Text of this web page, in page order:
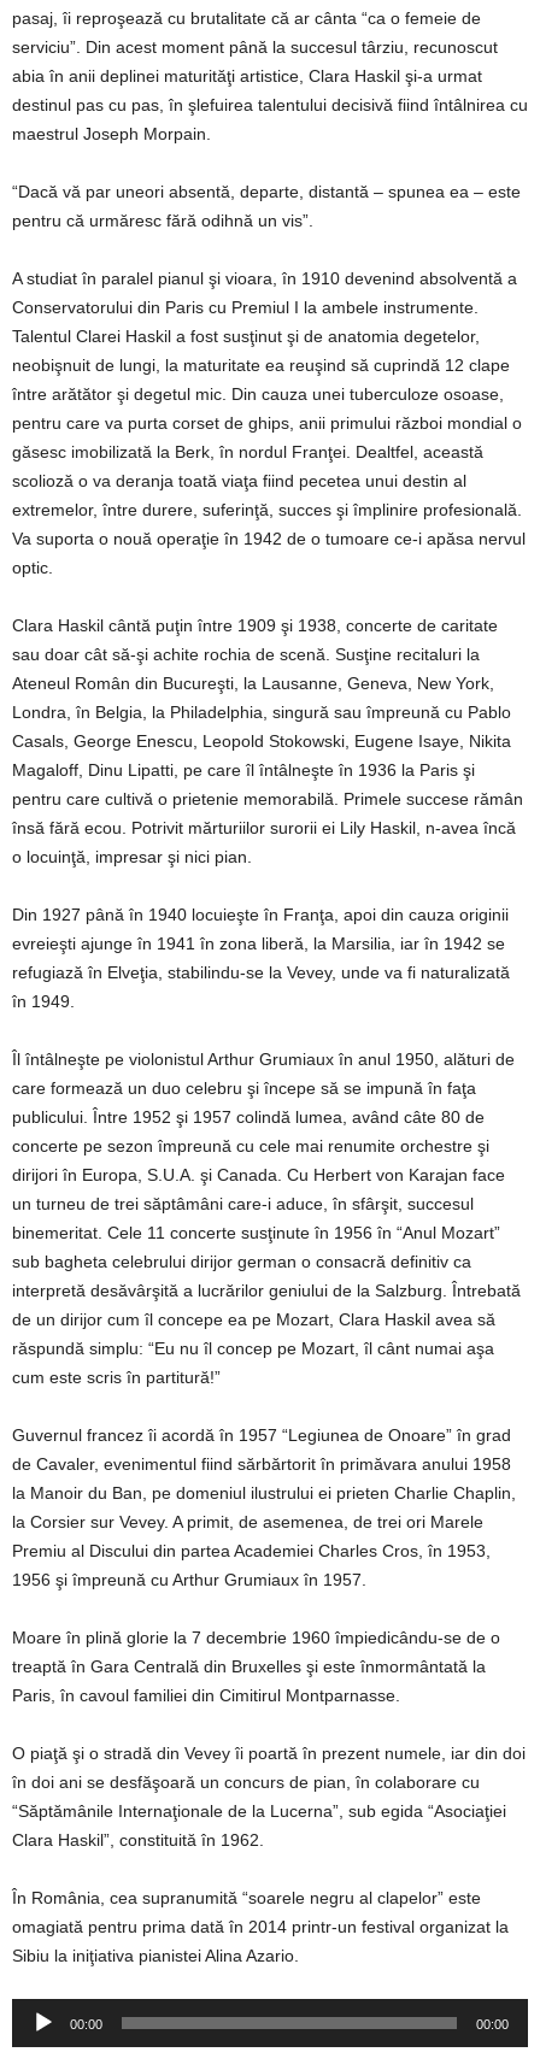
pasaj, îi reproşează cu brutalitate că ar cânta “ca o femeie de
serviciu”. Din acest moment până la succesul târziu, recunoscut
abia în anii deplinei maturităţi artistice, Clara Haskil şi-a urmat
destinul pas cu pas, în şlefuirea talentului decisivă fiind întâlnirea cu
maestrul Joseph Morpain.
“Dacă vă par uneori absentă, departe, distantă – spunea ea – este
pentru că urmăresc fără odihnă un vis”.
A studiat în paralel pianul şi vioara, în 1910 devenind absolventă a
Conservatorului din Paris cu Premiul I la ambele instrumente.
Talentul Clarei Haskil a fost susţinut şi de anatomia degetelor,
neobişnuit de lungi, la maturitate ea reuşind să cuprindă 12 clape
între arătător şi degetul mic. Din cauza unei tuberculoze osoase,
pentru care va purta corset de ghips, anii primului război mondial o
găsesc imobilizată la Berk, în nordul Franţei. Dealtfel, această
scolioză o va deranja toată viaţa fiind pecetea unui destin al
extremelor, între durere, suferinţă, succes şi împlinire profesională.
Va suporta o nouă operaţie în 1942 de o tumoare ce-i apăsa nervul
optic.
Clara Haskil cântă puţin între 1909 şi 1938, concerte de caritate
sau doar cât să-şi achite rochia de scenă. Susţine recitaluri la
Ateneul Român din Bucureşti, la Lausanne, Geneva, New York,
Londra, în Belgia, la Philadelphia, singură sau împreună cu Pablo
Casals, George Enescu, Leopold Stokowski, Eugene Isaye, Nikita
Magaloff, Dinu Lipatti, pe care îl întâlneşte în 1936 la Paris şi
pentru care cultivă o prietenie memorabilă. Primele succese rămân
însă fără ecou. Potrivit mărturiilor surorii ei Lily Haskil, n-avea încă
o locuinţă, impresar şi nici pian.
Din 1927 până în 1940 locuieşte în Franţa, apoi din cauza originii
evreieşti ajunge în 1941 în zona liberă, la Marsilia, iar în 1942 se
refugiază în Elveţia, stabilindu-se la Vevey, unde va fi naturalizată
în 1949.
Îl întâlneşte pe violonistul Arthur Grumiaux în anul 1950, alături de
care formează un duo celebru şi începe să se impună în faţa
publicului. Între 1952 şi 1957 colindă lumea, având câte 80 de
concerte pe sezon împreună cu cele mai renumite orchestre şi
dirijori în Europa, S.U.A. şi Canada. Cu Herbert von Karajan face
un turneu de trei săptâmâni care-i aduce, în sfârşit, succesul
binemeritat. Cele 11 concerte susţinute în 1956 în “Anul Mozart”
sub bagheta celebrului dirijor german o consacră definitiv ca
interpretă desăvârşită a lucrărilor geniului de la Salzburg. Întrebată
de un dirijor cum îl concepe ea pe Mozart, Clara Haskil avea să
răspundă simplu: “Eu nu îl concep pe Mozart, îl cânt numai aşa
cum este scris în partitură!”
Guvernul francez îi acordă în 1957 “Legiunea de Onoare” în grad
de Cavaler, evenimentul fiind sărbărtorit în primăvara anului 1958
la Manoir du Ban, pe domeniul ilustrului ei prieten Charlie Chaplin,
la Corsier sur Vevey. A primit, de asemenea, de trei ori Marele
Premiu al Discului din partea Academiei Charles Cros, în 1953,
1956 şi împreună cu Arthur Grumiaux în 1957.
Moare în plină glorie la 7 decembrie 1960 împiedicându-se de o
treaptă în Gara Centrală din Bruxelles şi este înmormântată la
Paris, în cavoul familiei din Cimitirul Montparnasse.
O piaţă şi o stradă din Vevey îi poartă în prezent numele, iar din doi
în doi ani se desfăşoară un concurs de pian, în colaborare cu
“Săptămânile Internaţionale de la Lucerna”, sub egida “Asociaţiei
Clara Haskil”, constituită în 1962.
În România, cea supranumită “soarele negru al clapelor” este
omagiată pentru prima dată în 2014 printr-un festival organizat la
Sibiu la iniţiativa pianistei Alina Azario.
Player
00:00 00:00